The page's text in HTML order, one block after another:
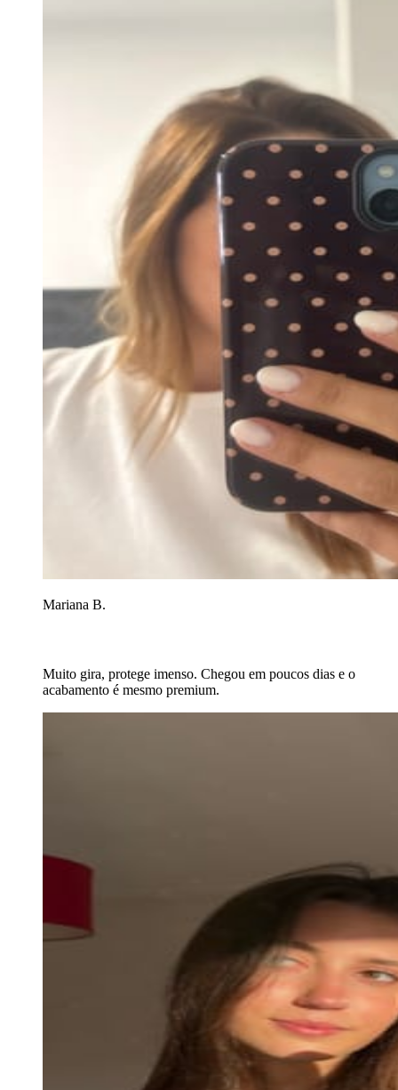
Mariana B.
Muito gira, protege imenso. Chegou em poucos dias e o
acabamento é mesmo premium.